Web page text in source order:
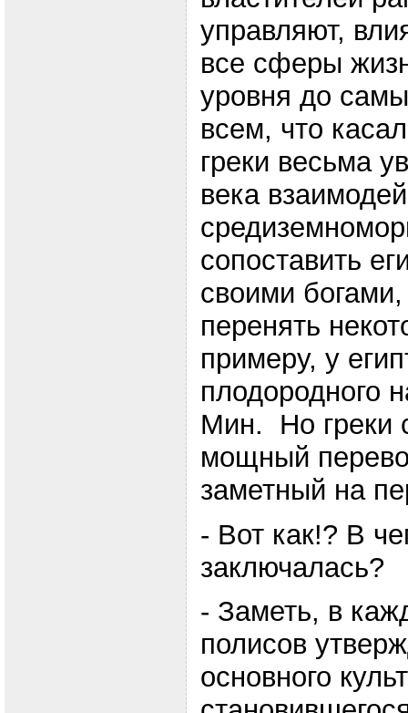
управляют,
все сферы
уровня до
всем, что
греки весьма
века
сопоставить
своими богами,
перенять
примеру, у
плодородного
Мин. Но греки
мощный
заметный на
- Вот как!? В
заключалась?
- Заметь, в
полисов
основного